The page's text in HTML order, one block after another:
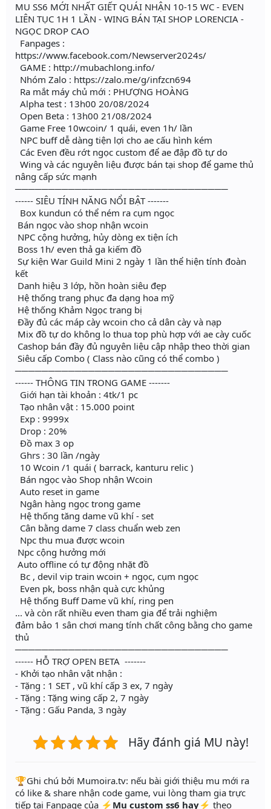
MU SS6 MỚI NHẤT GIẾT QUÁI NHẬN 10-15 WC - EVEN
LIÊN TỤC 1H 1 LẦN - WING BÁN TẠI SHOP LORENCIA -
NGỌC DROP CAO
Fanpages :
https://www.facebook.com/Newserver2024s/
GAME : http://mubachlong.info/
Nhóm Zalo : https://zalo.me/g/infzcn694
Ra mắt máy chủ mới : PHƯỢNG HOÀNG
Alpha test : 13h00 20/08/2024
Open Beta : 13h00 21/08/2024
Game Free 10wcoin/ 1 quái, even 1h/ lần
NPC buff dễ dàng tiện lợi cho ae cấu hình kém
Các Even đều rớt ngọc custom để ae đập đồ tự do
Wing và các nguyên liệu được bán tại shop để game thủ
nâng cấp sức mạnh
────────────────────────────────
------ SIÊU TÍNH NĂNG NỔI BẬT -------
Box kundun có thể ném ra cụm ngọc
Bán ngọc vào shop nhận wcoin
NPC cộng hưởng, hủy dòng ex tiện ích
Boss 1h/ even thả ga kiếm đồ
Sự kiện War Guild Mini 2 ngày 1 lần thể hiện tính đoàn
kết
Danh hiệu 3 lớp, hồn hoàn siêu đẹp
Hệ thống trang phục đa dạng hoa mỹ
Hệ thống Khảm Ngọc trang bị
Đầy đủ các máp cày wcoin cho cả dân cày và nạp
Mix đồ tự do không lo thua top phù hợp với ae cày cuốc
Cashop bán đầy đủ nguyên liệu cập nhập theo thời gian
Siêu cấp Combo ( Class nào cũng có thể combo )
────────────────────────────────
------ THÔNG TIN TRONG GAME -------
Giới hạn tài khoản : 4tk/1 pc
Tạo nhân vật : 15.000 point
Exp : 9999x
Drop : 20%
Đồ max 3 op
Ghrs : 30 lần /ngày
10 Wcoin /1 quái ( barrack, kanturu relic )
Bán ngọc vào Shop nhận Wcoin
Auto reset in game
Ngân hàng ngọc trong game
Hệ thống tăng dame vũ khí - set
Cân bằng dame 7 class chuẩn web zen
Npc thu mua được wcoin
Npc cộng hưởng mới
Auto offline có tự động nhặt đồ
Bc , devil vip train wcoin + ngọc, cụm ngọc
Even pk, boss nhận quà cực khủng
Hệ thống Buff Dame vũ khí, ring pen
... và còn rất nhiều even tham gia để trải nghiệm
đảm bảo 1 sân chơi mang tính chất công bằng cho game
thủ
────────────────────────────────
------ HỖ TRỢ OPEN BETA -------
- Khởi tạo nhân vật nhận :
- Tặng : 1 SET , vũ khí cấp 3 ex, 7 ngày
- Tặng : Tặng wing cấp 2, 7 ngày
- Tặng : Gấu Panda, 3 ngày
Hãy đánh giá MU này!
️🏆Ghi chú bởi Mumoira.tv: nếu bài giới thiệu mu mới ra
có like & share nhận code game, vui lòng tham gia trực
tiếp tại Fanpage của ⚡Mu custom ss6 hay⚡ theo